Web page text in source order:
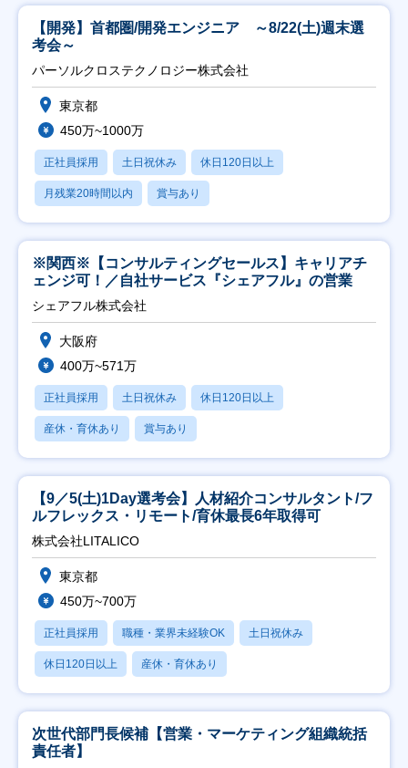
【開発】首都圏/開発エンジニア ～8/22(土)週末選
考会～
パーソルクロステクノロジー株式会社
東京都
450万~1000万
正社員採用 土日祝休み 休日120日以上
月残業20時間以内 賞与あり
※関西※【コンサルティングセールス】キャリアチ
ェンジ可！／自社サービス『シェアフル』の営業
シェアフル株式会社
大阪府
400万~571万
正社員採用 土日祝休み 休日120日以上
産休・育休あり 賞与あり
【9／5(土)1Day選考会】人材紹介コンサルタント/フ
ルフレックス・リモート/育休最長6年取得可
株式会社LITALICO
東京都
450万~700万
正社員採用 職種・業界未経験OK 土日祝休み
休日120日以上 産休・育休あり
次世代部門長候補【営業・マーケティング組織統括
責任者】